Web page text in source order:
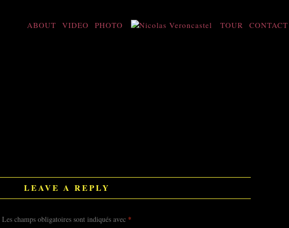
ABOUT VIDEO PHOTO TOUR CONTACT
LEAVE A REPLY
Les champs obligatoires sont indiqués avec *